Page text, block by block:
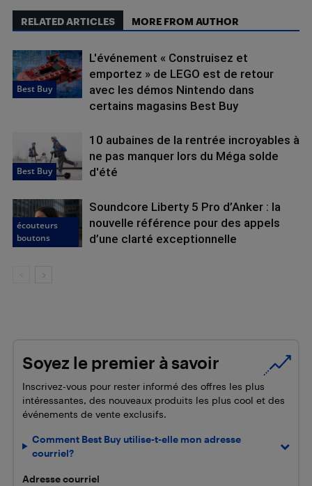
RELATED ARTICLES MORE FROM AUTHOR
Best Buy
L'événement « Construisez et
emportez » de LEGO est de retour
avec les démos Nintendo dans
certains magasins Best Buy
Best Buy
10 aubaines de la rentrée incroyables à
ne pas manquer lors du Méga solde
d'été
écouteurs
boutons
Soundcore Liberty 5 Pro d’Anker : la
nouvelle référence pour des appels
d’une clarté exceptionnelle
Soyez le premier à savoir
Inscrivez-vous pour rester informé des offres les plus
intéressantes, des nouveaux produits les plus cool et des
événements de vente exclusifs.
Comment Best Buy utilise-t-elle mon adresse
courriel?
Adresse courriel